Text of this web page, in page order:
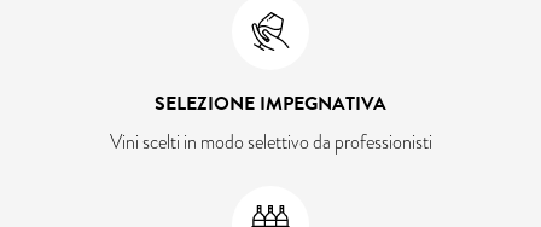
SELEZIONE IMPEGNATIVA
Vini scelti in modo selettivo da professionisti